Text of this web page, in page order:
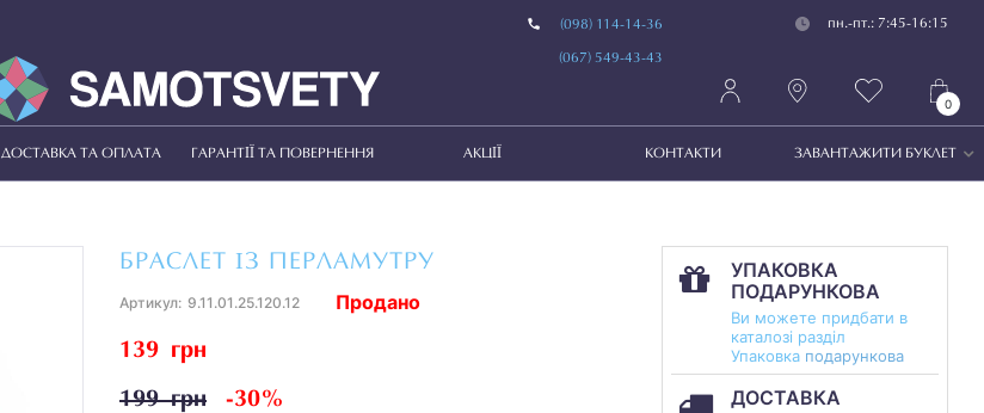
(098) 114-14-36
(067) 549-43-43
пн.-пт.: 7:45-16:15
0
ДОСТАВКА ТА ОПЛАТА ГАРАНТІЇ ТА ПОВЕРНЕННЯ АКЦІЇ КОНТАКТИ ЗАВАНТАЖИТИ БУКЛЕТ
БРАСЛЕТ ІЗ ПЕРЛАМУТРУ
Артикул: 9.11.01.25.120.12
139 грн
199 грн -30%
Продано
УПАКОВКА
ПОДАРУНКОВА
Ви можете придбати в
каталозі разділ
Упаковка подарункова
ДОСТАВКА